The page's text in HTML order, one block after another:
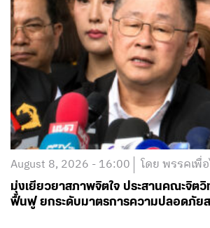
August 8, 2026 - 16:00 โดย พรรคเพื่
มุ่งเยียวยาสภาพจิตใจ ประสานคณะจิต
ฟื้นฟู ยกระดับมาตรการความปลอดภัย